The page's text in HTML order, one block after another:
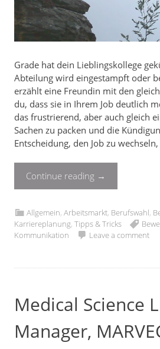
Grade hat dein Lieblingskollege
Abteilung wird eingestampft oder
erzählt eine Freundin mit den
du, dass sie in Ihrem Job deutlich
das frustrierend, aber auch gleich
Sachen zu packen und die
Entscheidung, den Job zu
Continue reading →
Allgemein,Arbeitsmarkt, Berufswahl,
Karriereplanung,Tipps & Tricks
Kommunikation
Leave a comment
Medical Science
Manager,